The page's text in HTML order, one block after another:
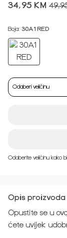
34,95 KM
Boja: 30A1 RED
Odaberi veličinu
Odaberite veličinu kako
Opis proizvoda
Opustite se u
ćete uvijek